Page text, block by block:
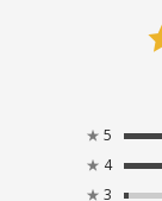
★ 5
★ 4
★ 3